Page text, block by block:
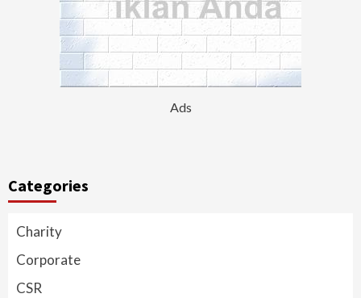
Ads
Categories
Charity
Corporate
CSR